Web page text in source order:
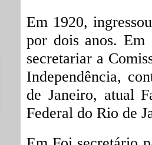
Em 1920,
por dois anos. Em
secretariar a
Independência,
de Janeiro, atual
Federal do Rio de